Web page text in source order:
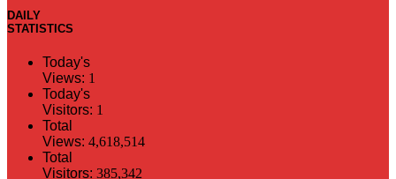
DAILY
STATISTICS
Today's
Views: 1
Today's
Visitors: 1
Total
Views: 4,618,514
Total
Visitors: 385,342